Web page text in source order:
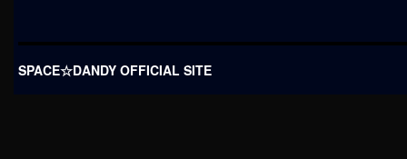
SPACE☆DANDY OFFICIAL SITE